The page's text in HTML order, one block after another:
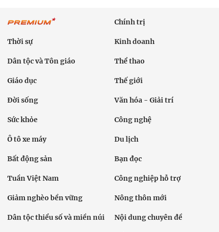
Chính trị
Thời sự Kinh doanh
Dân tộc và Tôn giáo Thể thao
Giáo dục Thế giới
Đời sống Văn hóa - Giải trí
Sức khỏe Công nghệ
Ô tô xe máy Du lịch
Bất động sản Bạn đọc
Tuần Việt Nam Công nghiệp hỗ trợ
Giảm nghèo bền vững Nông thôn mới
Dân tộc thiểu số và miền núi Nội dung chuyên đề